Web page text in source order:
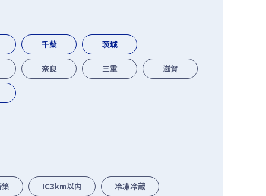
千葉 茨城
奈良 三重 滋賀
IC3km以内 冷凍冷蔵